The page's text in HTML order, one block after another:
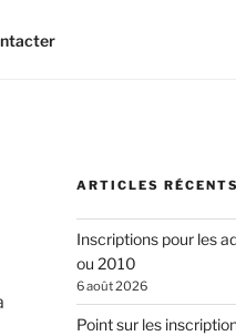
ARTICLES RÉCENTS
Inscriptions pour les
ou 2010
6 août 2026
Point sur les